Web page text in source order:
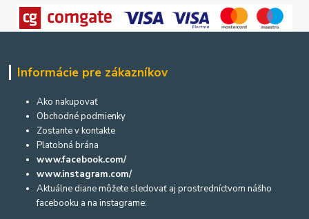
Informácie pre zákazníkov
Ako nakupovať
Obchodné podmienky
Zostante v kontakte
Platobná brána
www.facebook.com/
www.instagram.com/
Aktuálne diane môžete sledovať aj prostredníctvom nášho
facebooku a na instagrame: